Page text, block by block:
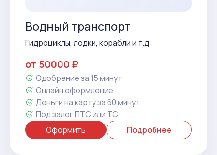
Водный транспорт
Гидроциклы, лодки, корабли и т.д
от 50000 ₽
Одобрение за 15 минут
Онлайн оформление
Деньги на карту за 60 минут
Под залог ПТС или ТС
Оформить
Подробнее